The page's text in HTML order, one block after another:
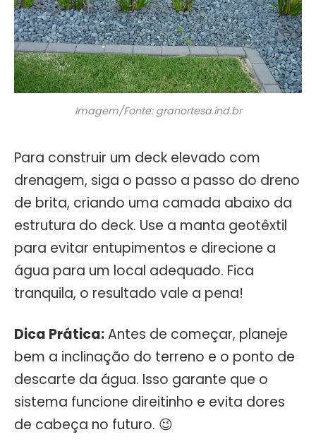
Imagem/Fonte: granortesa.ind.br
Para construir um deck elevado com
drenagem, siga o passo a passo do dreno
de brita, criando uma camada abaixo da
estrutura do deck. Use a manta geotêxtil
para evitar entupimentos e direcione a
água para um local adequado. Fica
tranquila, o resultado vale a pena!
Dica Prática:Antes de começar, planeje
bem a inclinação do terreno e o ponto de
descarte da água. Isso garante que o
sistema funcione direitinho e evita dores
de cabeça no futuro. 😉